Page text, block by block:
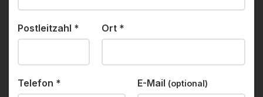
Postleitzahl * Ort *
Telefon * E-Mail (optional)